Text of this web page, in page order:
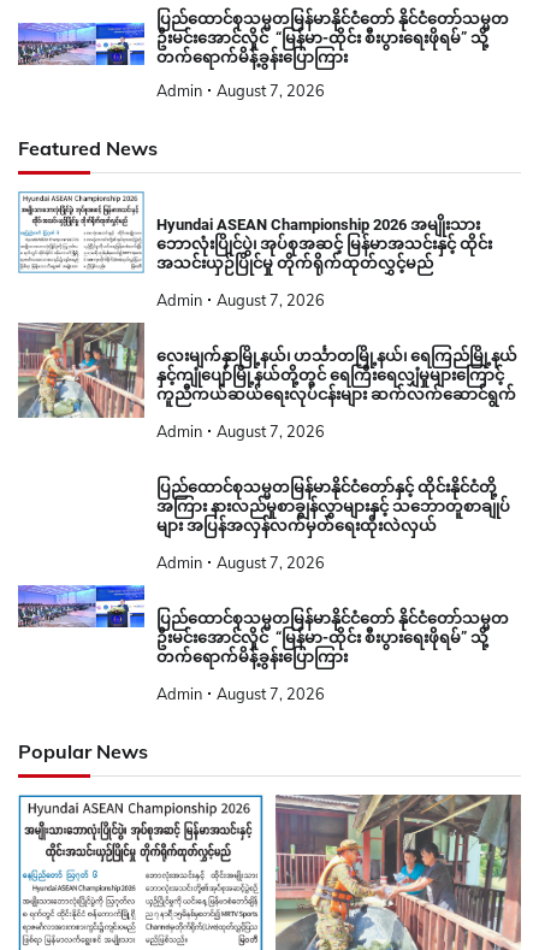
ပြည်ထောင်စုသမ္မတမြန်မာနိုင်ငံတော် နိုင်ငံတော်သမ္မတ
ဦးမင်းအောင်လှိုင် “မြန်မာ-ထိုင်း စီးပွားရေးဖိုရမ်” သို့
တက်ရောက်မိန့်ခွန်းပြောကြား
Admin August 7, 2026
Featured News
Hyundai ASEAN Championship 2026 အမျိုးသား
ဘောလုံးပြိုင်ပွဲ၊ အုပ်စုအဆင့် မြန်မာအသင်းနှင့် ထိုင်း
အသင်းယှဉ်ပြိုင်မှု တိုက်ရိုက်ထုတ်လွှင့်မည်
Admin August 7, 2026
လေးမျက်နှာမြို့နယ်၊ ဟင်္သာတမြို့နယ်၊ ရေကြည်မြို့နယ်
နှင့်ကျုံပျော်မြို့နယ်တို့တွင် ရေကြီးရေလျှံမှုများကြောင့်
ကူညီကယ်ဆယ်ရေးလုပ်ငန်းများ ဆက်လက်ဆောင်ရွက်
Admin August 7, 2026
ပြည်ထောင်စုသမ္မတမြန်မာနိုင်ငံတော်နှင့် ထိုင်းနိုင်ငံတို့
အကြား နားလည်မှုစာချွန်လွှာများနှင့် သဘောတူစာချုပ်
များ အပြန်အလှန်လက်မှတ်ရေးထိုးလဲလှယ်
Admin August 7, 2026
ပြည်ထောင်စုသမ္မတမြန်မာနိုင်ငံတော် နိုင်ငံတော်သမ္မတ
ဦးမင်းအောင်လှိုင် “မြန်မာ-ထိုင်း စီးပွားရေးဖိုရမ်” သို့
တက်ရောက်မိန့်ခွန်းပြောကြား
Admin August 7, 2026
Popular News